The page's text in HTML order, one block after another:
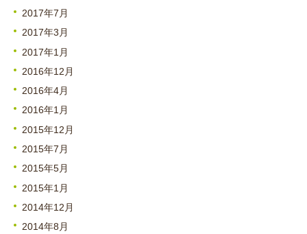
2017年7月
2017年3月
2017年1月
2016年12月
2016年4月
2016年1月
2015年12月
2015年7月
2015年5月
2015年1月
2014年12月
2014年8月